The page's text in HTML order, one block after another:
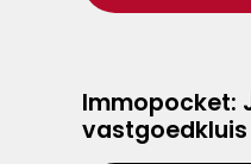
Immopocket:
vastgoedkluis